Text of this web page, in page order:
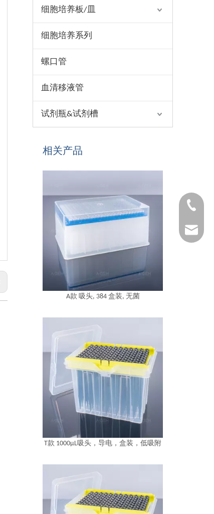
细胞培养板/皿
细胞培养系列
螺口管
血清移液管
试剂瓶&试剂槽
相关产品
A款 吸头, 384 盒装, 无菌
T款 1000μL吸头，导电，盒装，低吸附